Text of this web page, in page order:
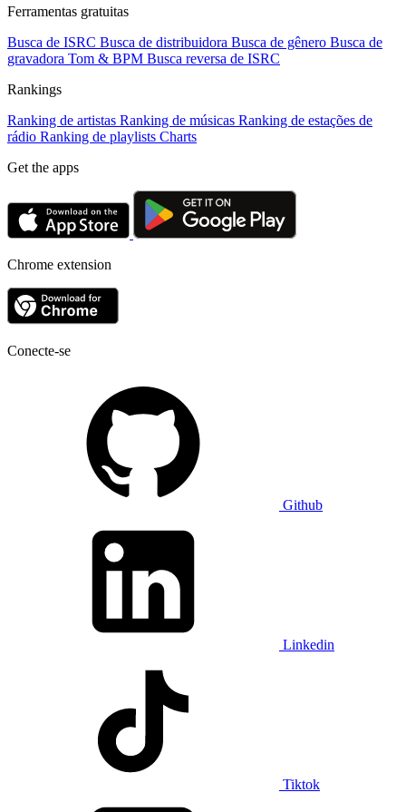
Ferramentas gratuitas
Busca de ISRC Busca de distribuidora Busca de gênero Busca de
gravadora Tom & BPM Busca reversa de ISRC
Rankings
Ranking de artistas Ranking de músicas Ranking de estações de
rádio Ranking de playlists Charts
Get the apps
Chrome extension
Conecte-se
Github
Linkedin
Tiktok